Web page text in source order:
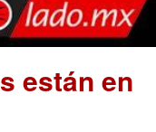
están en